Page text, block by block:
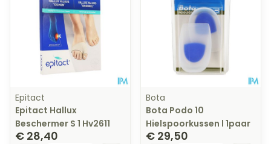
Epitact
Epitact Hallux
Beschermer S 1 Hv2611
€ 28,40
Bota
Bota Podo 10
Hielspoorkussen l 1paar
€ 29,50